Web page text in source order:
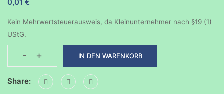
0,01 €
Kein Mehrwertsteuerausweis, da Kleinunternehmer nach §19 (1)
UStG.
-
Geburtstagsparty-
14102023
Menge
+ IN DEN WARENKORB
Share: